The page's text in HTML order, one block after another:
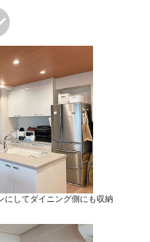
にしてダイニング側にも収納